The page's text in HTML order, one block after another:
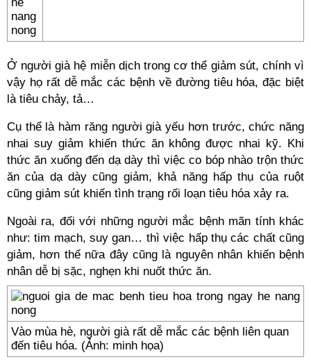
Ở người già hệ miễn dịch trong cơ thể giảm sút, chính vì
vậy họ rất dễ mắc các bệnh về đường tiêu hóa, đặc biệt
là tiêu chảy, tả…
Cụ thể là hàm răng người già yếu hơn trước, chức năng
nhai suy giảm khiến thức ăn không được nhai kỹ. Khi
thức ăn xuống đến dạ dày thì việc co bóp nhào trộn thức
ăn của dạ dày cũng giảm, khả năng hấp thụ của ruột
cũng giảm sút khiến tình trạng rối loạn tiêu hóa xảy ra.
Ngoài ra, đối với những người mắc bệnh mãn tính khác
như: tim mạch, suy gan… thì việc hấp thụ các chất cũng
giảm, hơn thế nữa đây cũng là nguyên nhân khiến bệnh
nhân dễ bị sặc, nghẹn khi nuốt thức ăn.
Vào mùa hè, người già rất dễ mắc các bệnh liên quan
đến tiêu hóa. (Ảnh: minh họa)